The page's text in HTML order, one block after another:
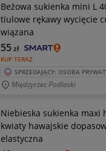
Beżowa sukienka mini L
tiulowe rękawy wycięcie
wiązana
KUP TERAZ
55zł
SPRZEDAJĄCY: OSOBA
Międzyrzec Podlaski
Niebieska sukienka maxi
kwiaty hawajskie
elastyczna